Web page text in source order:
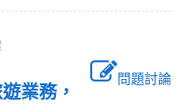
問題討論
業務，